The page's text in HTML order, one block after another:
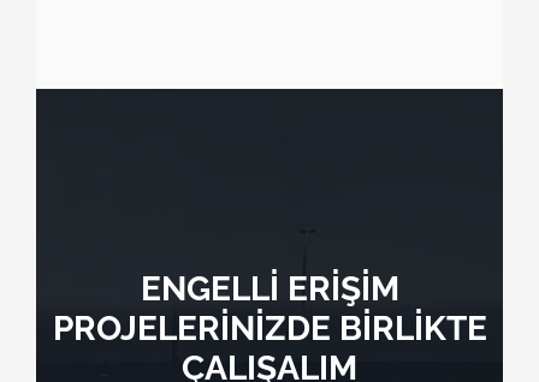
ENGELLİ ERİŞİM
PROJELERİNİZDE BİRLİKTE
ÇALIŞALIM